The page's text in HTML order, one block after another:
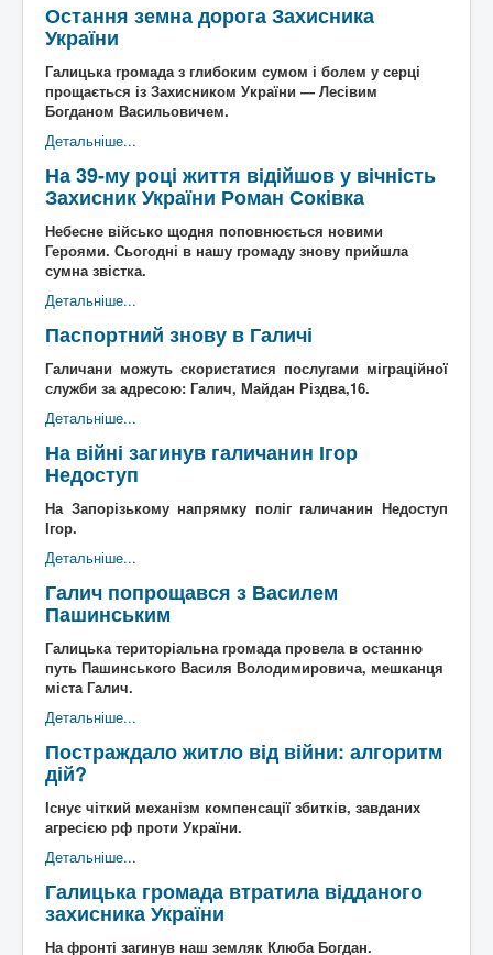
Остання земна дорога Захисника
України
Галицька громада з глибоким сумом і болем у серці
прощається із Захисником України — Лесівим
Богданом Васильовичем.
Детальніше...
На 39-му році життя відійшов у вічність
Захисник України Роман Соківка
Небесне військо щодня поповнюється новими
Героями. Сьогодні в нашу громаду знову прийшла
сумна звістка.
Детальніше...
Паспортний знову в Галичі
Галичани можуть скористатися послугами міграційної
служби за адресою: Галич, Майдан Різдва,16.
Детальніше...
На війні загинув галичанин Ігор
Недоступ
На Запорізькому напрямку поліг галичанин Недоступ
Ігор.
Детальніше...
Галич попрощався з Василем
Пашинським
Галицька територіальна громада провела в останню
путь Пашинського Василя Володимировича, мешканця
міста Галич.
Детальніше...
Постраждало житло від війни: алгоритм
дій?
Існує чіткий механізм компенсації збитків, завданих
агресією рф проти України.
Детальніше...
Галицька громада втратила відданого
захисника України
На фронті загинув наш земляк Клюба Богдан.